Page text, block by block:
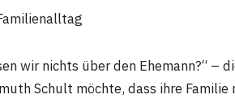
wir nichts über den Ehemann?“ –
Schult möchte, dass ihre Familie